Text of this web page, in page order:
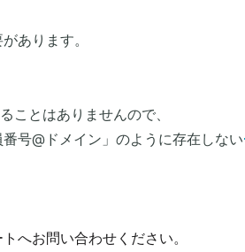
あります。
ことはありませんので、
号@ドメイン」のように存在しない
へお問い合わせください。